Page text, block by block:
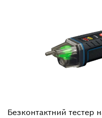
Безконтактний тестер